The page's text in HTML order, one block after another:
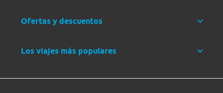
Ofertas y descuentos
Los viajes más populares